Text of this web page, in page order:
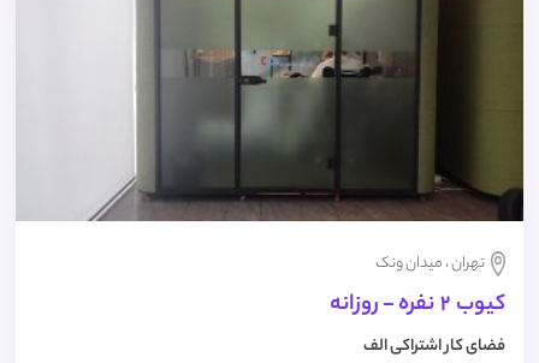
تهران ، میدان ونک
کیوب 2 نفره - روزانه
فضای کار اشتراکی الف